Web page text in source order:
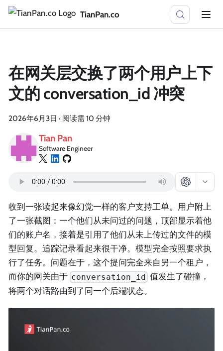
TianPan.co
在网关层交换了两个用户上下
文的 conversation_id 冲突
2026年6月3日 · 阅读需 10 分钟
Tian Pan
Software Engineer
收到一张读起来像幻觉一样的客户支持工单。用户附上
了一张截图：一个他们从未问过的问题，顶部显示着他
们的账户名，接着是引用了他们从未上传过的文件的模
型回复。追踪记录看起来很干净。模型完全按照要求执
行了任务。问题在于，这个提问完全来自另一个租户，
而你的网关由于 conversation_id 值发生了碰撞，
将两个对话路由到了同一个后端状态。